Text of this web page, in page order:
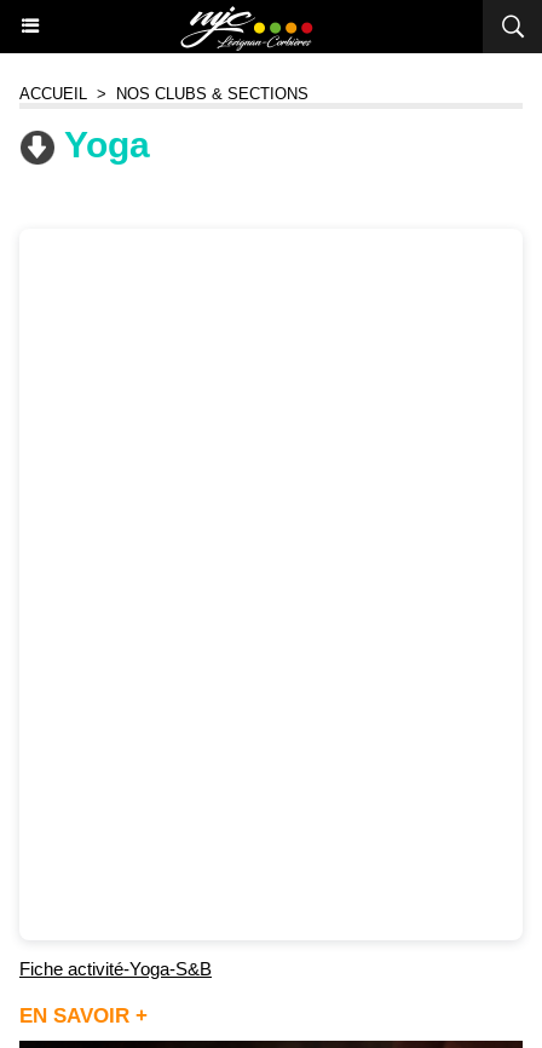
ACCUEIL > NOS CLUBS & SECTIONS
Yoga
Fiche activité-Yoga-S&B
EN SAVOIR +